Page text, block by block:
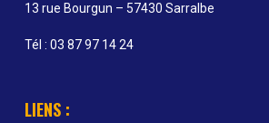
13 rue Bourgun – 57430 Sarralbe
Tél : 03 87 97 14 24
LIENS :